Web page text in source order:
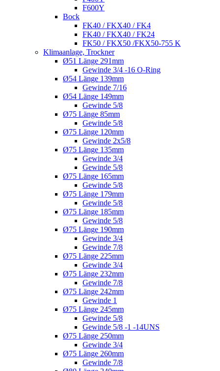
F600Y
Bock
FK40 / FKX40 / FK4
FK40 / FKX40 / FK24
FK50 / FKX50 /FKX50-755 K
Klimaanlage, Trockner
Ø51 Länge 291mm
Gewinde 3/4 -16 O-Ring
Ø54 Länge 139mm
Gewinde 7/16
Ø54 Länge 149mm
Gewinde 5/8
Ø75 Länge 85mm
Gewinde 5/8
Ø75 Länge 120mm
Gewinde 2x5/8
Ø75 Länge 135mm
Gewinde 3/4
Gewinde 5/8
Ø75 Länge 165mm
Gewinde 5/8
Ø75 Länge 179mm
Gewinde 5/8
Ø75 Länge 185mm
Gewinde 5/8
Ø75 Länge 190mm
Gewinde 3/4
Gewinde 7/8
Ø75 Länge 225mm
Gewinde 3/4
Ø75 Länge 232mm
Gewinde 7/8
Ø75 Länge 242mm
Gewinde 1
Ø75 Länge 245mm
Gewinde 5/8
Gewinde 5/8 -1 -14UNS
Ø75 Länge 250mm
Gewinde 3/4
Ø75 Länge 260mm
Gewinde 7/8